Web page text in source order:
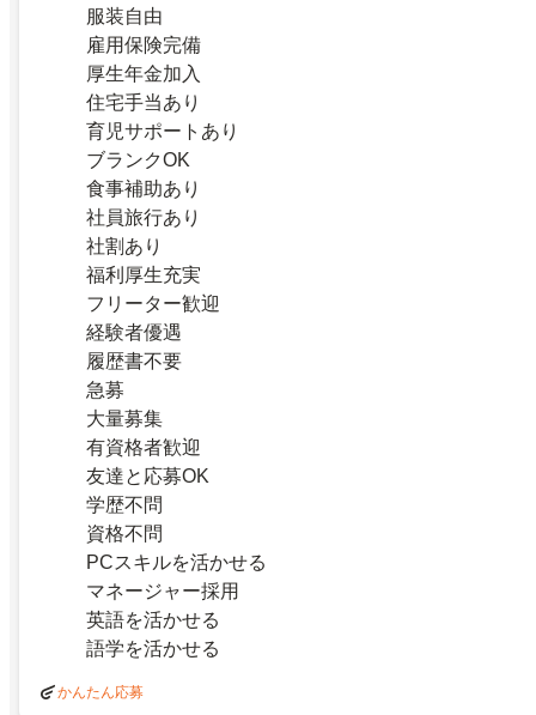
服装自由
雇用保険完備
厚生年金加入
住宅手当あり
育児サポートあり
ブランクOK
食事補助あり
社員旅行あり
社割あり
福利厚生充実
フリーター歓迎
経験者優遇
履歴書不要
急募
大量募集
有資格者歓迎
友達と応募OK
学歴不問
資格不問
PCスキルを活かせる
マネージャー採用
英語を活かせる
語学を活かせる
かんたん応募